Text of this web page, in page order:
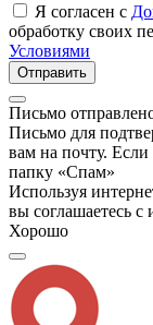
Я согласен с
обработку своих
Условиями
Отправить
Письмо
Письмо для
вам на почту. Если
папку «Спам»
Используя
вы соглашаетесь с
Хорошо